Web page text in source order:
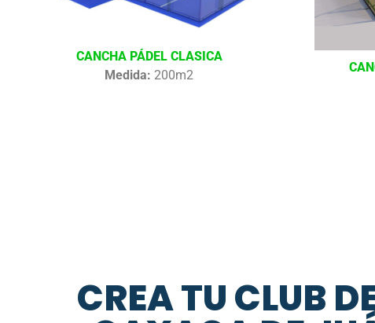
CANCHA PÁDEL CLASICA
Medida: 200m2
CREA TU CLUB